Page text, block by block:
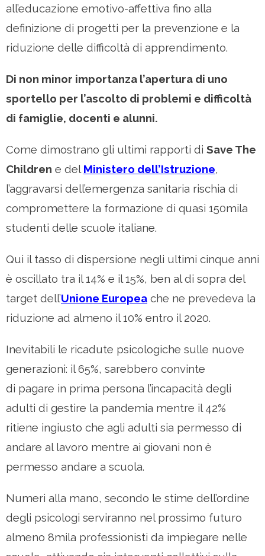
all’educazione emotivo-affettiva fino alla
definizione di progetti per la prevenzione e la
riduzione delle difficoltà di apprendimento.
Di non minor importanza l’apertura di uno
sportello per l’ascolto di problemi e difficoltà
di famiglie, docenti e alunni.
Come dimostrano gli ultimi rapporti di Save The
Children e del Ministero dell’Istruzione,
l’aggravarsi dell’emergenza sanitaria rischia di
compromettere la formazione di quasi 150mila
studenti delle scuole italiane.
Qui il tasso di dispersione negli ultimi cinque anni
è oscillato tra il 14% e il 15%, ben al di sopra del
target dell’Unione Europea che ne prevedeva la
riduzione ad almeno il 10% entro il 2020.
Inevitabili le ricadute psicologiche sulle nuove
generazioni: il 65%, sarebbero convinte
di pagare in prima persona l’incapacità degli
adulti di gestire la pandemia mentre il 42%
ritiene ingiusto che agli adulti sia permesso di
andare al lavoro mentre ai giovani non è
permesso andare a scuola.
Numeri alla mano, secondo le stime dell’ordine
degli psicologi serviranno nel prossimo futuro
almeno 8mila professionisti da impiegare nelle